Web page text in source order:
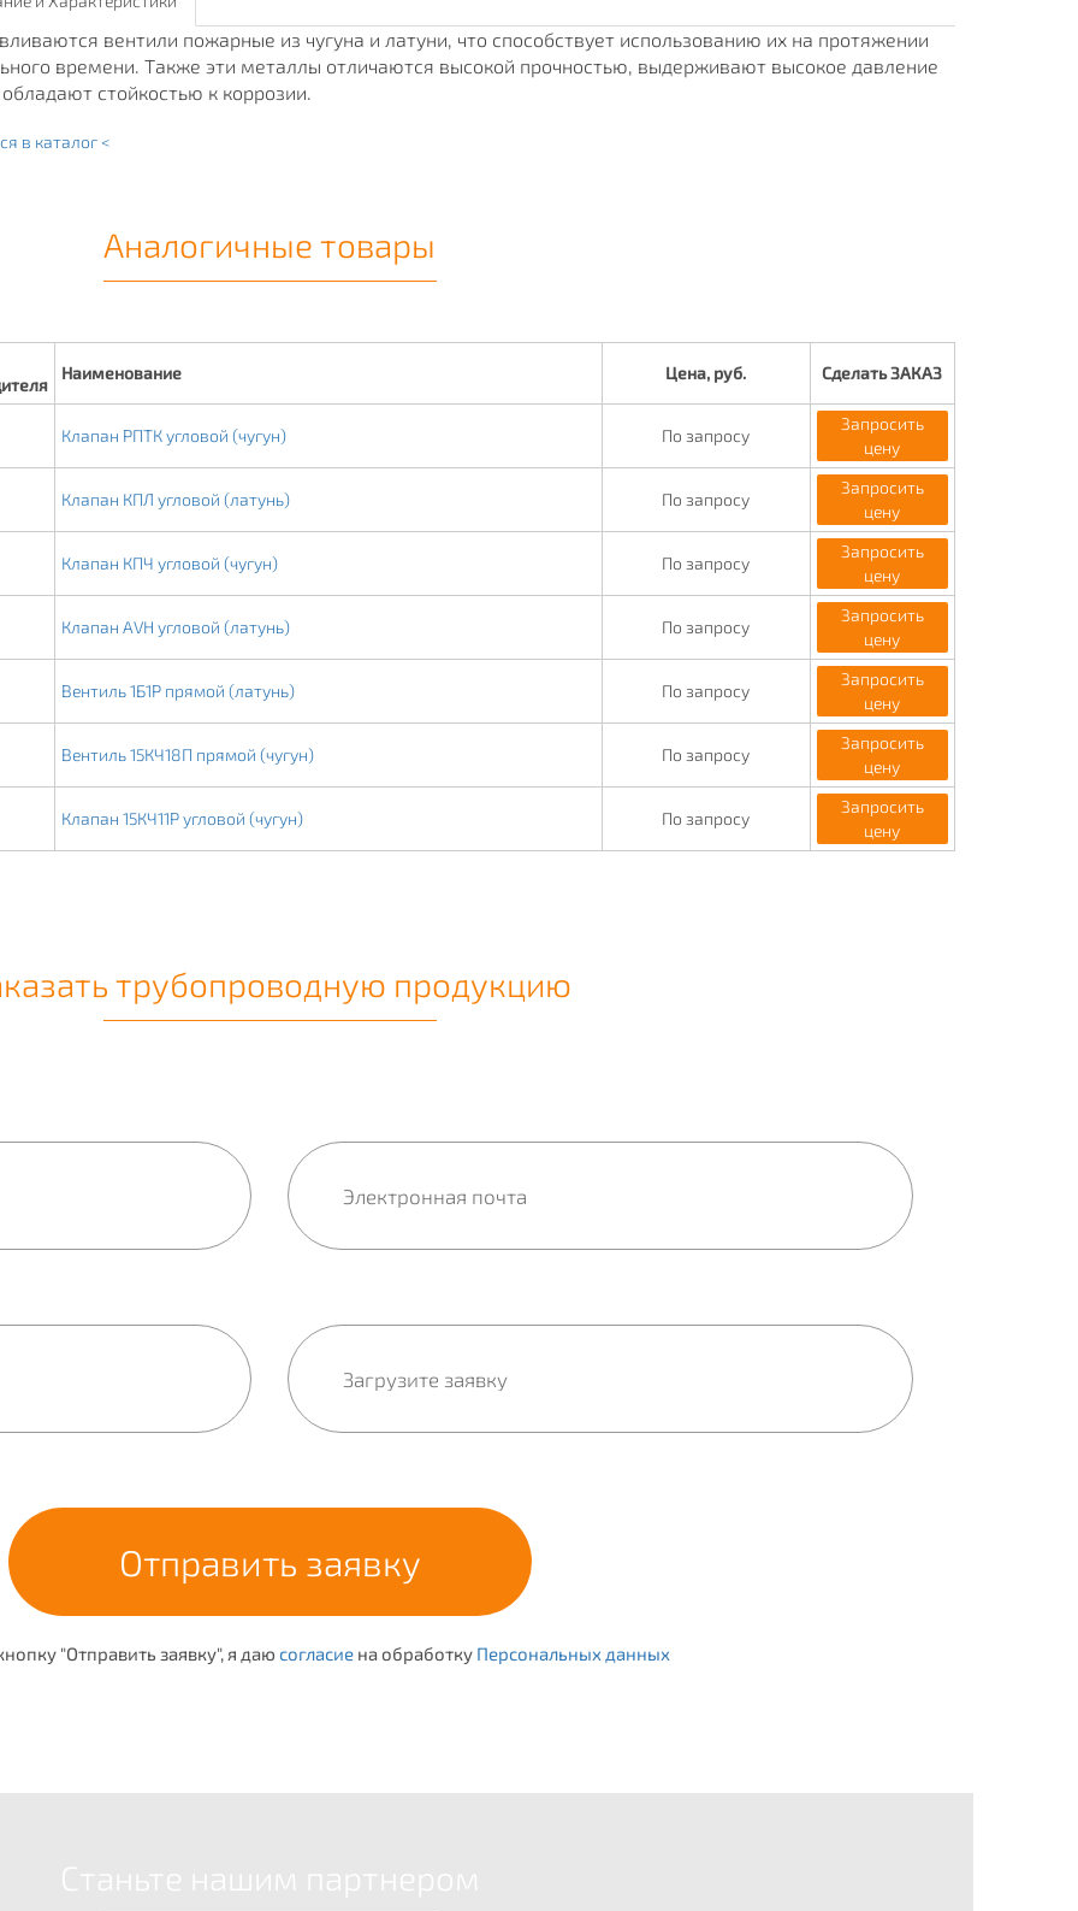
вентили пожарные из чугуна и латуни, что способствует использованию их на протяжении
времени. Также эти металлы отличаются высокой прочностью, выдерживают высокое давление
стойкостью к коррозии.
в каталог <
Аналогичные товары
Наименование Цена, руб. Сделать ЗАКАЗ
Клапан РПТК угловой (чугун) По запросу
Запросить
цену
Клапан КПЛ угловой (латунь) По запросу
Запросить
цену
Клапан КПЧ угловой (чугун) По запросу
Запросить
цену
Клапан AVH угловой (латунь) По запросу
Запросить
цену
Вентиль 1Б1Р прямой (латунь) По запросу
Запросить
цену
Вентиль 15КЧ18П прямой (чугун) По запросу
Запросить
цену
Клапан 15КЧ11Р угловой (чугун) По запросу
Запросить
цену
трубопроводную продукцию
"Отправить заявку", я даю согласие на обработку Персональных данных